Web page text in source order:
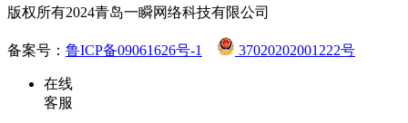
版权所有2024青岛一瞬网络科技有限公司
备案号： 鲁ICP备09061626号-1 37020202001222号
在线
客服